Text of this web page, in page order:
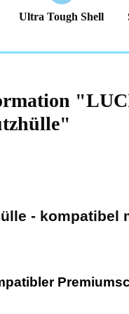
Ultra Tough Shell
- kompatibel